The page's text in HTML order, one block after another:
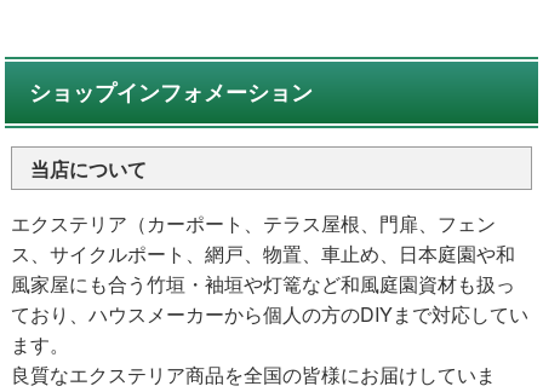
ショップインフォメーション
当店について
エクステリア（カーポート、テラス屋根、門扉、フェン
ス、サイクルポート、網戸、物置、車止め、日本庭園や和
風家屋にも合う竹垣・袖垣や灯篭など和風庭園資材も扱っ
ており、ハウスメーカーから個人の方のDIYまで対応してい
ます。
良質なエクステリア商品を全国の皆様にお届けしていま